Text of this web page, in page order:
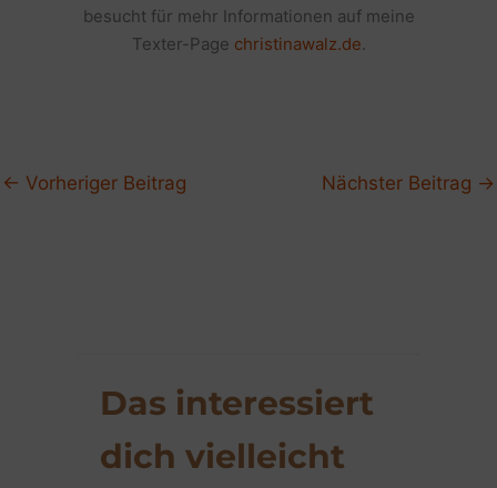
besucht für mehr Informationen auf meine
Texter-Page christinawalz.de.
← Vorheriger Beitrag Nächster Beitrag →
Das interessiert
dich vielleicht